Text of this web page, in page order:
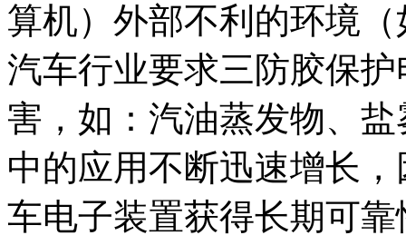
算机）外部不利的环境
汽车行业要求三防胶保
害，如：汽油蒸发物、
中的应用不断迅速增长
车电子装置获得长期可